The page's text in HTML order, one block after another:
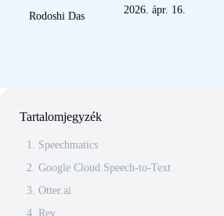
Rodoshi Das
2026. ápr. 16.
Tartalomjegyzék
1. Speechmatics
2. Google Cloud Speech-to-Text
3. Otter.ai
4. Rev